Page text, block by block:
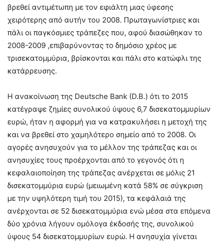
βρεθεί αντιμέτωπη με τον εφιάλτη μιας ύφεσης
χειρότερης από αυτήν του 2008. Πρωταγωνίστριες και
πάλι οι παγκόσμιες τράπεζες που, αφού διασώθηκαν το
2008-2009 ,επιβαρύνοντας το δημόσιο χρέος με
τρισεκατομμύρια, βρίσκονται και πάλι στο κατώφλι της
κατάρρευσης.
Η ανακοίνωση της Deutsche Bank (D.B.) ότι το 2015
κατέγραψε ζημίες συνολικού ύψους 6,7 δισεκατομμυρίων
ευρώ, ήταν η αφορμή για να κατρακυλήσει η μετοχή της
και να βρεθεί στο χαμηλότερο σημείο από το 2008. Οι
αγορές ανησυχούν για το μέλλον της τράπεζας και οι
ανησυχίες τους προέρχονται από το γεγονός ότι η
κεφαλαιοποίηση της τράπεζας ανέρχεται σε μόλις 21
δισεκατομμύρια ευρώ (μειωμένη κατά 58% σε σύγκριση
με την υψηλότερη τιμή του 2015), τα κεφάλαιά της
ανέρχονται σε 52 δισεκατομμύρια ενώ μέσα στα επόμενα
δύο χρόνια λήγουν ομόλογα έκδοσής της, συνολικού
ύψους 54 δισεκατομμυρίων ευρώ. Η ανησυχία γίνεται